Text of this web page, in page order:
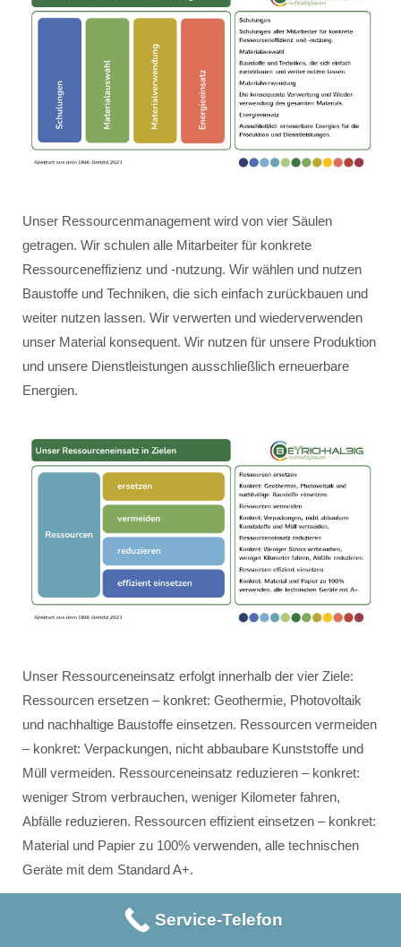
Unser Ressourcenmanagement wird von vier Säulen
getragen. Wir schulen alle Mitarbeiter für konkrete
Ressourceneffizienz und -nutzung. Wir wählen und nutzen
Baustoffe und Techniken, die sich einfach zurückbauen und
weiter nutzen lassen. Wir verwerten und wiederverwenden
unser Material konsequent. Wir nutzen für unsere Produktion
und unsere Dienstleistungen ausschließlich erneuerbare
Energien.
Unser Ressourceneinsatz erfolgt innerhalb der vier Ziele:
Ressourcen ersetzen – konkret: Geothermie, Photovoltaik
und nachhaltige Baustoffe einsetzen. Ressourcen vermeiden
– konkret: Verpackungen, nicht abbaubare Kunststoffe und
Müll vermeiden. Ressourceneinsatz reduzieren – konkret:
weniger Strom verbrauchen, weniger Kilometer fahren,
Abfälle reduzieren. Ressourcen effizient einsetzen – konkret:
Material und Papier zu 100% verwenden, alle technischen
Geräte mit dem Standard A+.
Service-Telefon